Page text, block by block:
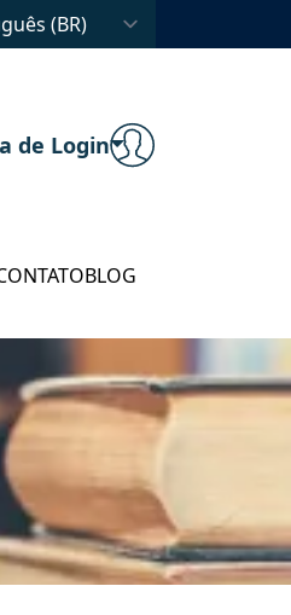
de Login
BLOG